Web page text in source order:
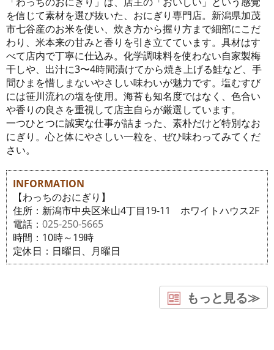
を信じて素材を選び抜いた、おにぎり専門店。新潟県加茂
市七谷産のお米を使い、炊き方から握り方まで細部にこだ
わり、米本来の甘みと香りを引き立てています。具材はす
べて店内で丁寧に仕込み。化学調味料を使わない自家製梅
干しや、出汁に3〜4時間漬けてから焼き上げる鮭など、手
間ひまを惜しまないやさしい味わいが魅力です。塩むすび
には笹川流れの塩を使用。海苔も知名度ではなく、色合い
や香りの良さを重視して店主自らが厳選しています。
一つひとつに誠実な仕事が詰まった、素朴だけど特別なお
にぎり。心と体にやさしい一粒を、ぜひ味わってみてくだ
さい。
INFORMATION
【わっちのおにぎり】
住所：新潟市中央区米山4丁目19-11 ホワイトハウス2F
電話： 025-250-5665
時間：10時～19時
定休日：日曜日、月曜日
もっと見る≫